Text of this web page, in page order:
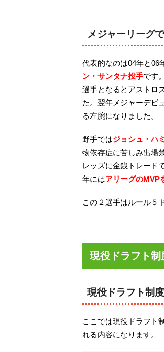
メジャーリーグ
代表的なのは04年と06
ン・サンタナ投手です
選手となるとアストロ
た。翌年メジャーデビ
る左腕になりました。
野手ではジョシュ・ハ
物依存症に苦しみ出場
レッズに金銭トレード
年にはアリーグのMVP
この２選手はルール５
現役ドラフト
現役ドラフト制
ここでは現役ドラフト
れる内容になります。